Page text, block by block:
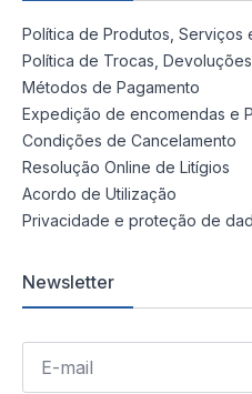
Política de Produtos, Serviços
Política de Trocas,
Métodos de Pagamento
Expedição de encomendas e
Condições de Cancelamento
Resolução Online de Litígios
Acordo de Utilização
Privacidade e proteção de
Newsletter